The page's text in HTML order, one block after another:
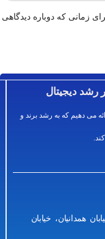
زمانی که دوباره دیدگاهی
رشد دیجیتال
می دهیم که به رشد برند و
همدانیان، خیابان